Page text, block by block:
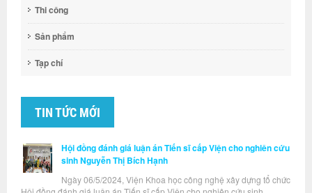
Thi công
Sản phẩm
Tạp chí
TIN TỨC MỚI
Hội đồng đánh giá luận án Tiến sĩ cấp Viện cho nghiên cứu
sinh Nguyễn Thị Bích Hạnh
Ngày 06/5/2024, Viện Khoa học công nghệ xây dựng tổ chức